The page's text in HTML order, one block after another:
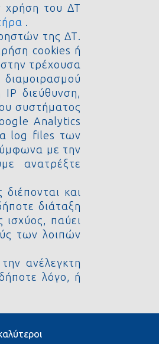
χρήση του ΔΤ
.
της ΔΤ.
cookies ή
τρέχουσα
διεύθυνση,
συστήματος
Analytics
log files των
με την
ανατρέξτε
και
διάταξη
παύει
των λοιπών
ανέλεγκτη
λόγο, ή